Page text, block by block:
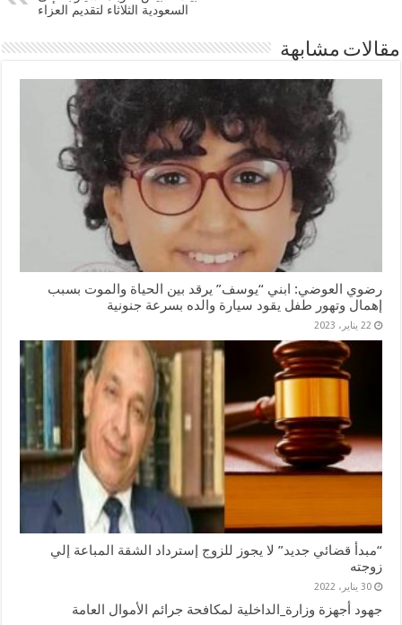
السعودية الثلاثاء لتقديم العزاء
مقالات مشابهة
رضوي العوضي: ابني “يوسف” يرقد بين الحياة والموت بسبب
إهمال وتهور طفل يقود سيارة والده بسرعة جنونية
22 يناير، 2023
“مبدأ قضائي جديد” لا يجوز للزوج إسترداد الشقة المباعة إلي
زوجته
30 يناير، 2022
جهود أجهزة وزارة_الداخلية لمكافحة جرائم الأموال العامة